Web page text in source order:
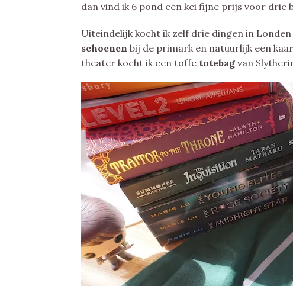
dan vind ik 6 pond een kei fijne prijs voor drie
Uiteindelijk kocht ik zelf drie dingen in
schoenen bij de primark en natuurlijk een
theater kocht ik een toffe totebag van